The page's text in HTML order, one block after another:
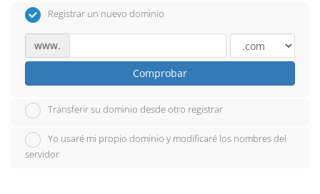
Registrar un nuevo dominio
www.
Comprobar
Transferir su dominio desde otro registrar
Yo usaré mi propio dominio y modificaré los nombres del
servidor